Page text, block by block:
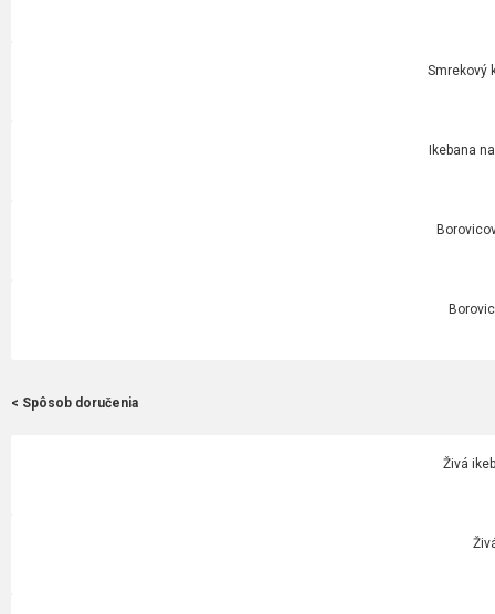
Smrekový
Ikebana
< Spôsob doručenia
Živá